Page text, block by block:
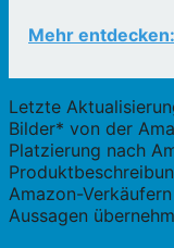
Mehr entdecken:
Letzte
Bilder* von der
Platzierung nach
Amazon-
Aussagen